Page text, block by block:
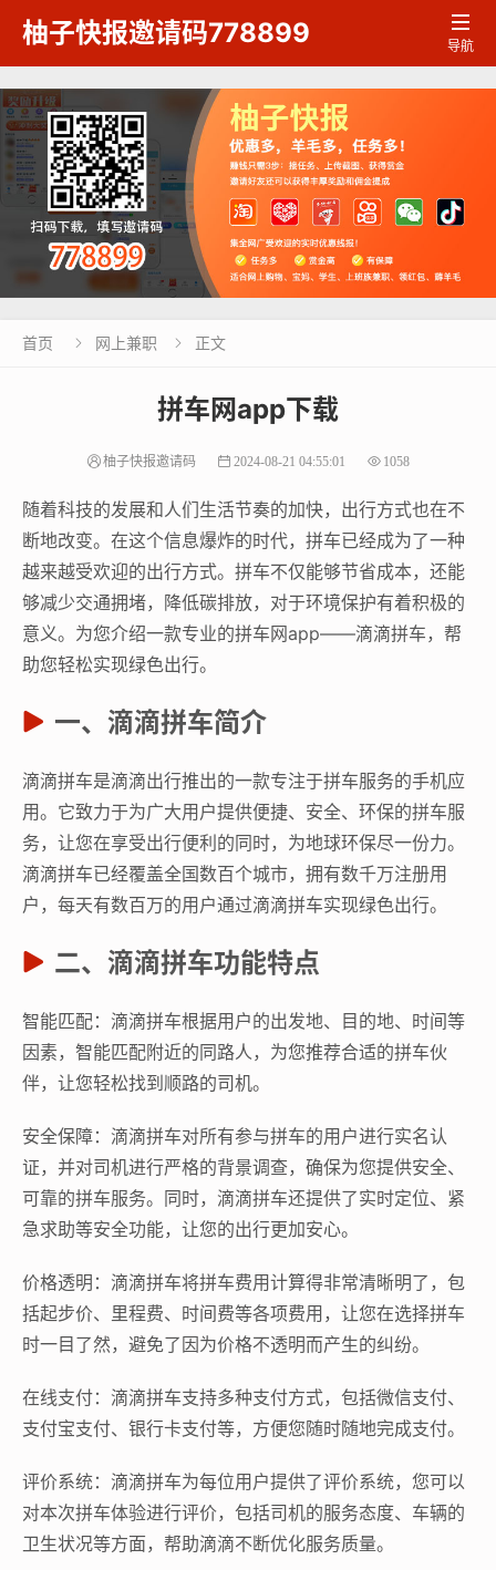
柚子快报邀请码778899 
导航
首页  网上兼职  正文
拼车网app下载
柚子快报邀请码 2024-08-21 04:55:01 1058
随着科技的发展和人们生活节奏的加快，出行方式也在不
断地改变。在这个信息爆炸的时代，拼车已经成为了一种
越来越受欢迎的出行方式。拼车不仅能够节省成本，还能
够减少交通拥堵，降低碳排放，对于环境保护有着积极的
意义。为您介绍一款专业的拼车网app——滴滴拼车，帮
助您轻松实现绿色出行。
一、滴滴拼车简介
滴滴拼车是滴滴出行推出的一款专注于拼车服务的手机应
用。它致力于为广大用户提供便捷、安全、环保的拼车服
务，让您在享受出行便利的同时，为地球环保尽一份力。
滴滴拼车已经覆盖全国数百个城市，拥有数千万注册用
户，每天有数百万的用户通过滴滴拼车实现绿色出行。
二、滴滴拼车功能特点
智能匹配：滴滴拼车根据用户的出发地、目的地、时间等
因素，智能匹配附近的同路人，为您推荐合适的拼车伙
伴，让您轻松找到顺路的司机。
安全保障：滴滴拼车对所有参与拼车的用户进行实名认
证，并对司机进行严格的背景调查，确保为您提供安全、
可靠的拼车服务。同时，滴滴拼车还提供了实时定位、紧
急求助等安全功能，让您的出行更加安心。
价格透明：滴滴拼车将拼车费用计算得非常清晰明了，包
括起步价、里程费、时间费等各项费用，让您在选择拼车
时一目了然，避免了因为价格不透明而产生的纠纷。
在线支付：滴滴拼车支持多种支付方式，包括微信支付、
支付宝支付、银行卡支付等，方便您随时随地完成支付。
评价系统：滴滴拼车为每位用户提供了评价系统，您可以
对本次拼车体验进行评价，包括司机的服务态度、车辆的
卫生状况等方面，帮助滴滴不断优化服务质量。